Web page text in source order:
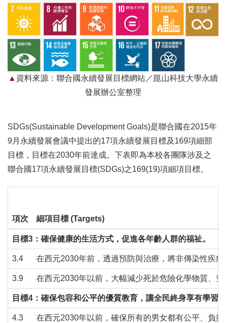
資料來源：聯合國永續發展目標網站／崑山科技大學永續
發展辦公室整理
SDGs(Sustainable Development Goals)是聯合國在2015年
9月永續發展會議中提出的17項永續發展目標及169項細部
目標，目標在2030年前達成。下表即為本校各團隊涉及之
聯合國17項永續發展目標(SDGs)之169(19)項細項目標。
項次 細項目標 (Targets)
目標3：確保健康的生活方式，促進各年齡人群的福祉。
3.4 在西元2030年前，透過預防與治療，將非傳染性疾
3.9 在西元2030年以前，大幅減少死於危險化學物質、
目標4：確保包容和公平的優質教育，讓全民終身享有學習
4.3 在西元2030年以前，確保所有的男女都有公平、負